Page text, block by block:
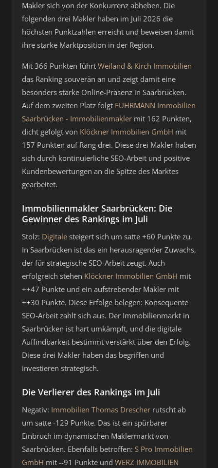
Makler sich von der Konkurrenz abheben. Die
folgenden drei Makler haben im Juli 2026 die
höchsten Punktzahlen erreicht und beweisen damit
ihre starke Marktposition in der Region.
Mit 366 Punkten führt Weiland & Kirch Immobilien
das Ranking souverän an und zeigt damit eine
besonders starke Online-Präsenz in Saarbrücken.
Auf dem zweiten Platz folgt FUHRMANN Immobilien
Saarbrücken - Immobilienmakler mit 162 Punkten,
dicht gefolgt von Klöckner Immobilien GmbH mit
157 Punkten auf Rang drei. Diese drei Makler haben
sich durch kontinuierliche SEO-Arbeit und positive
Kundenbewertungen an die Spitze des Marktes
gearbeitet.
Immobilienmakler Saarbrücken: Die
Gewinner des Rankings im Juli
Stolz: Digitale steigert sich um satte +60 Punkte zu.
In Saarbrücken ist das ein herausragender Zuwachs,
der für strategische SEO-Arbeit zeugt. Auch
erfolgreich stehen Klöckner Immobilien GmbH mit
++47 Punkte und ein aufstrebender Makler mit
++30 Punkte. Diese Erfolge belegen: Konsequente
SEO-Arbeit zahlt sich aus. Der Immobilienmarkt in
Saarbrücken ist hart umkämpft, und die digitale
Auffindbarkeit bestimmt verstärkt über den Erfolg.
Diese drei Makler haben das begriffen und
investieren strategisch.
Die Verlierer des Rankings im Juli
Negativ: Immobilien Thomas Drescher rutscht ab
um satte -129 Punkte. Das ist ein spürbarer
Einbruch im dynamischen Maklermarkt von
Saarbrücken. Ebenfalls betroffen: S Pro Immobilien
GmbH mit --91 Punkte und WERZ IMMOBILIEN